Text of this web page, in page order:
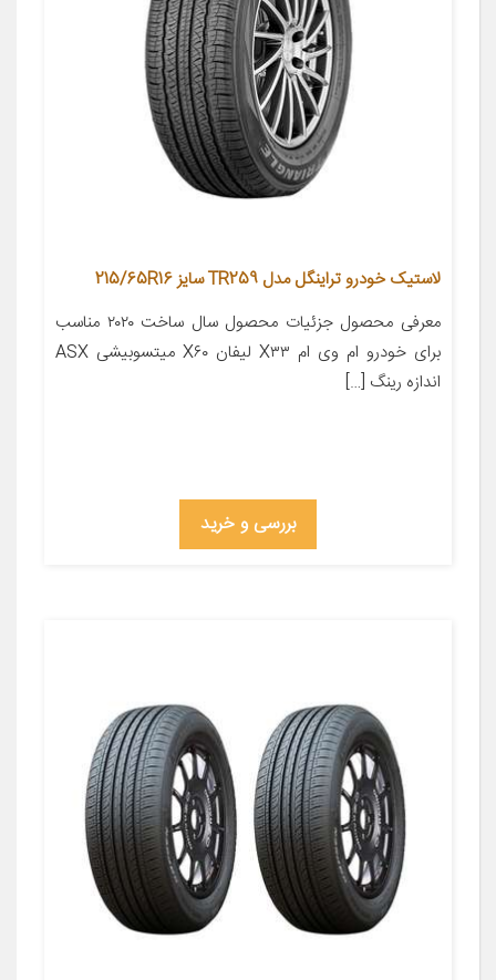
لاستیک خودرو تراینگل مدل TR259 سایز 215/65R16
معرفی محصول جزئیات محصول سال ساخت ۲۰۲۰ مناسب
برای خودرو ام وی ام X۳۳ لیفان X۶۰ میتسوبیشی ASX
اندازه رینگ […]
بررسی و خرید